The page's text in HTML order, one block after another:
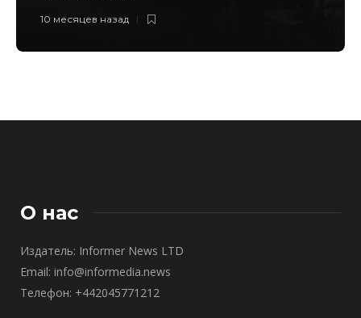
10 месяцев назад
О нас
Издатель: Informer News LTD
Email: info@informedia.news
Телефон: +442045771212